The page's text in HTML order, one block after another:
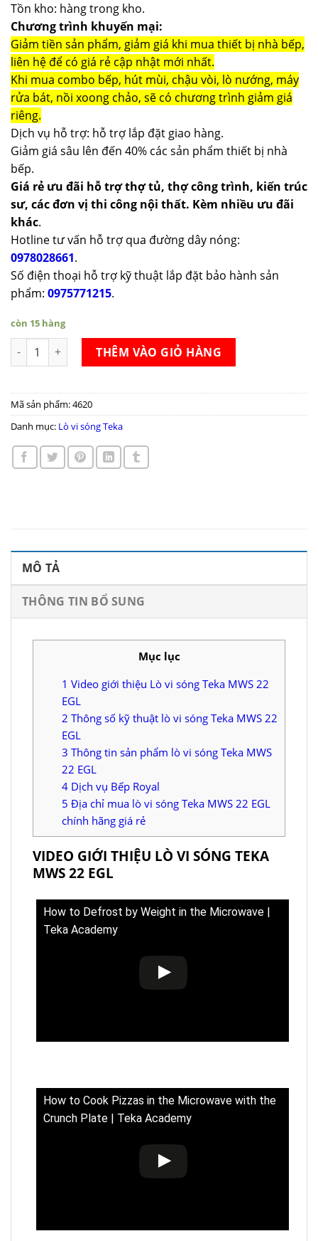
Tồn kho: hàng trong kho.
Chương trình khuyến mại:
Giảm tiền sản phẩm, giảm giá khi mua thiết bị nhà bếp,
liên hệ để có giá rẻ cập nhật mới nhất.
Khi mua combo bếp, hút mùi, chậu vòi, lò nướng, máy
rửa bát, nồi xoong chảo, sẽ có chương trình giảm giá
riêng.
Dịch vụ hỗ trợ: hỗ trợ lắp đặt giao hàng.
Giảm giá sâu lên đến 40% các sản phẩm thiết bị nhà
bếp.
Giá rẻ ưu đãi hỗ trợ thợ tủ, thợ công trình, kiến trúc
sư, các đơn vị thi công nội thất. Kèm nhiều ưu đãi
khác.
Hotline tư vấn hỗ trợ qua đường dây nóng:
0978028661.
Số điện thoại hỗ trợ kỹ thuật lắp đặt bảo hành sản
phẩm: 0975771215.
còn 15 hàng
Lò vi sóng Teka MWS 22 EGL số lượng
THÊM VÀO GIỎ HÀNG
Mã sản phẩm:4620
Danh mục: Lò vi sóng Teka
MÔ TẢ
THÔNG TIN BỔ SUNG
Mục lục
1 Video giới thiệu Lò vi sóng Teka MWS 22
EGL
2 Thông số kỹ thuật lò vi sóng Teka MWS 22
EGL
3 Thông tin sản phẩm lò vi sóng Teka MWS
22 EGL
4 Dịch vụ Bếp Royal
5 Địa chỉ mua lò vi sóng Teka MWS 22 EGL
chính hãng giá rẻ
VIDEO GIỚI THIỆU LÒ VI SÓNG TEKA
MWS 22 EGL
How to Defrost by Weight in the Microwave |
Teka Academy
How to Cook Pizzas in the Microwave with the
Crunch Plate | Teka Academy